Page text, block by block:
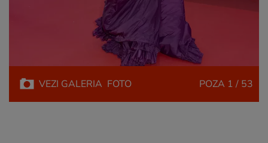
VEZI GALERIA FOTO POZA 1 / 53